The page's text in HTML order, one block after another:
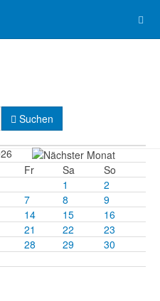
Suchen
Fr Sa
So
1
2
7 8
9
14 15
16
21 22
23
28 29
30